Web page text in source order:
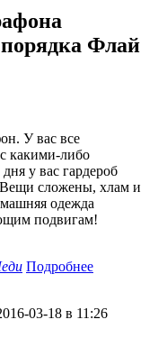
Флай
У вас все
какими-либо
у вас гардероб
сложены, хлам и
одежда
подвигам!
Подробнее
03-18 в 11:26